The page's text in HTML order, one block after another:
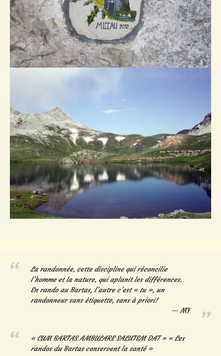
La randonnée, cette discipline qui réconcilie
l’homme et la nature, qui aplanit les différences.
En rando au Bartas, l’autre c’est « tu », un
randonneur sans étiquette, sans à priori!
MF
« CUM BARTAS AMBULARE SALUTEM DAT » « Les
randos du Bartas conservent la santé »